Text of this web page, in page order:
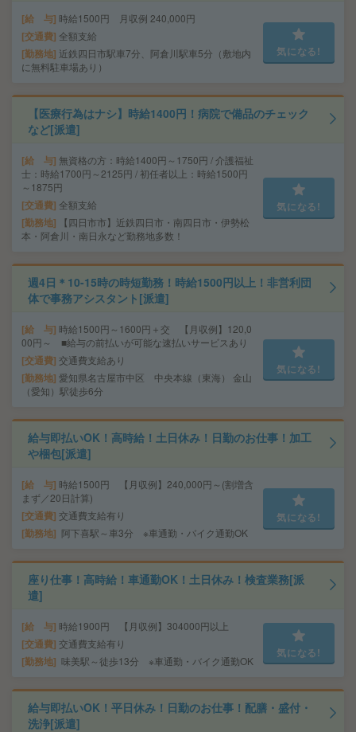
給 与 時給1500円 月収例 240,000円
交通費 全額支給
勤務地 近鉄四日市駅車7分、阿倉川駅車5分（敷地内
に無料駐車場あり）
気になる!
【医療行為はナシ】時給1400円！病院で備品のチェック
など[派遣]
給 与 無資格の方：時給1400円～1750円 / 介護福祉
士：時給1700円～2125円 / 初任者以上：時給1500円
～1875円
交通費 全額支給
勤務地
【四日市市】近鉄四日市・南四日市・伊勢松
本・阿倉川・南日永など勤務地多数！
気になる!
週4日＊10-15時の時短勤務！時給1500円以上！非営利団
体で事務アシスタント[派遣]
給 与 時給1500円～1600円＋交 【月収例】120,0
00円～ ■給与の前払いが可能な速払いサービスあり
交通費 交通費支給あり
勤務地 愛知県名古屋市中区 中央本線（東海） 金山
（愛知）駅徒歩6分
気になる!
給与即払いOK！高時給！土日休み！日勤のお仕事！加工
や梱包[派遣]
給 与 時給1500円 【月収例】240,000円～(割増含
まず／20日計算)
交通費 交通費支給有り
勤務地 阿下喜駅～車3分 ※車通勤・バイク通勤OK
気になる!
座り仕事！高時給！車通勤OK！土日休み！検査業務[派
遣]
給 与 時給1900円 【月収例】304000円以上
交通費 交通費支給有り
勤務地 味美駅～徒歩13分 ※車通勤・バイク通勤OK
気になる!
給与即払いOK！平日休み！日勤のお仕事！配膳・盛付・
洗浄[派遣]